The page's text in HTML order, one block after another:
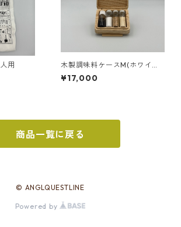
用
木製調味料ケースM(ホワイト
アッシュ)
¥17,000
商品一覧に戻る
© ANGLQUESTLINE
Powered by